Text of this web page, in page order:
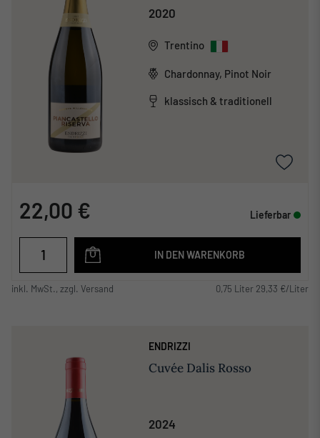
2020
Trentino
Chardonnay, Pinot Noir
klassisch & traditionell
22,00 € Lieferbar
IN DEN WARENKORB
inkl. MwSt., zzgl. Versand 0,75 Liter 29,33 €/Liter
ENDRIZZI
Cuvée Dalis Rosso
2024